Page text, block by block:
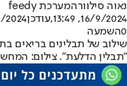
נאוה סילוורהמערכת feedy
16/9/2024, 13:49
,עודכן14:55
0השמעה
שילוב של תבלינים בריאים
"תבלין הדלעת". צילום: